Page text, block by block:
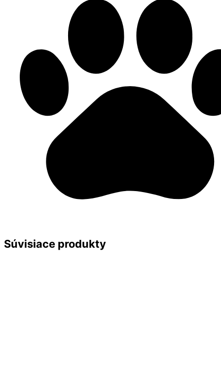
Súvisiace produkty